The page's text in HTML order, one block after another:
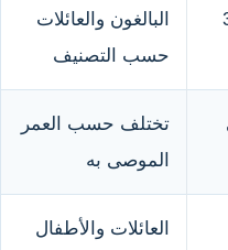
3
البالغون والعائلات
حسب التصنيف
تختلف حسب العمر
الموصى به
العائلات والأطفال